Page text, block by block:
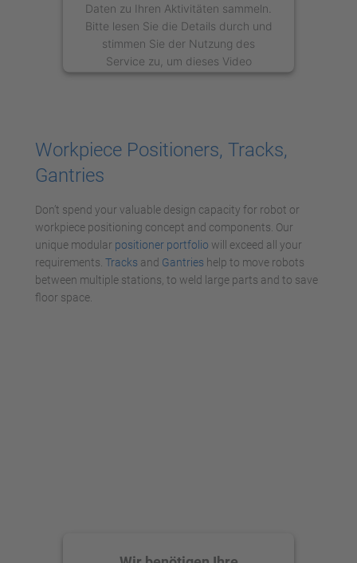
Daten zu Ihren Aktivitäten sammeln.
Bitte lesen Sie die Details durch und
stimmen Sie der Nutzung des
Service zu, um dieses Video
anzusehen.
Management Platform
Workpiece Positioners, Tracks,
Gantries
Don’t spend your valuable design capacity for robot or
workpiece positioning concept and components. Our
unique modular positioner portfolio will exceed all your
requirements. Tracks and Gantries help to move robots
between multiple stations, to weld large parts and to save
floor space.